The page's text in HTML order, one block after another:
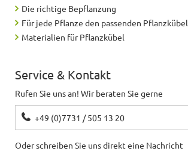
Die richtige Bepflanzung
Für jede Pflanze den passenden Pflanzkübel
Materialien für Pflanzkübel
Service & Kontakt
Rufen Sie uns an! Wir beraten Sie gerne
+49 (0)7731 / 505 13 20
Oder schreiben Sie uns direkt eine Nachricht